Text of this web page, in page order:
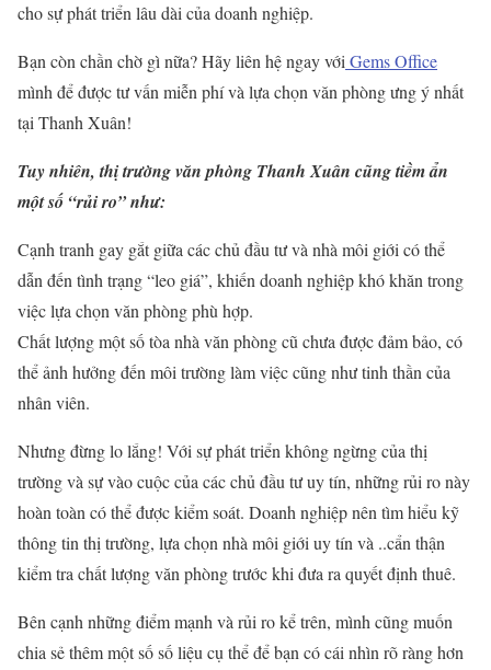
cho sự phát triển lâu dài của doanh nghiệp.
Bạn còn chần chờ gì nữa? Hãy liên hệ ngay vớiGems Office
mình để được tư vấn miễn phí và lựa chọn văn phòng ưng ý nhất
tại Thanh Xuân!
Tuy nhiên, thị trường văn phòng Thanh Xuân cũng tiềm ẩn
một số “rủi ro” như:
Cạnh tranh gay gắt giữa các chủ đầu tư và nhà môi giới có thể
dẫn đến tình trạng “leo giá”, khiến doanh nghiệp khó khăn trong
việc lựa chọn văn phòng phù hợp.
Chất lượng một số tòa nhà văn phòng cũ chưa được đảm bảo, có
thể ảnh hưởng đến môi trường làm việc cũng như tinh thần của
nhân viên.
Nhưng đừng lo lắng! Với sự phát triển không ngừng của thị
trường và sự vào cuộc của các chủ đầu tư uy tín, những rủi ro này
hoàn toàn có thể được kiểm soát. Doanh nghiệp nên tìm hiểu kỹ
thông tin thị trường, lựa chọn nhà môi giới uy tín và ..cẩn thận
kiểm tra chất lượng văn phòng trước khi đưa ra quyết định thuê.
Bên cạnh những điểm mạnh và rủi ro kể trên, mình cũng muốn
chia sẻ thêm một số số liệu cụ thể để bạn có cái nhìn rõ ràng hơn